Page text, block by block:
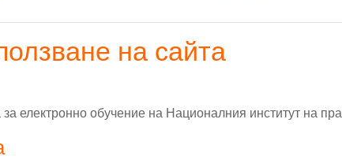
на сайта
електронно обучение на Националния институт на